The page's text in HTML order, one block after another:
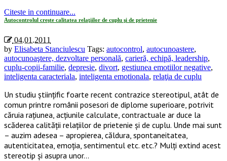
Citeste in continuare...
Autocontrolul creşte calitatea relaţiilor de cuplu şi de prietenie
04.01.2011
by Elisabeta Stanciulescu Tags: autocontrol, autocunoastere,
autocunoaştere, dezvoltare personală, carieră, echipă, leadership,
cuplu-copii-familie, depresie, divort, gestiunea emotiilor negative,
inteligenta caracteriala, inteligenta emotionala, relaţia de cuplu
Un studiu ştiinţific foarte recent contrazice stereotipul, atât de
comun printre românii posesori de diplome superioare, potrivit
căruia raţiunea, acţiunile calculate, contractuale ar duce la
scăderea calităţii relaţiilor de prietenie şi de cuplu. Unde mai sunt
– auzim adesea – apropierea, căldura, spontaneitatea,
autenticitatea, emoţia, sentimentul etc. etc.? Mulţi extind acest
stereotip şi asupra unor…